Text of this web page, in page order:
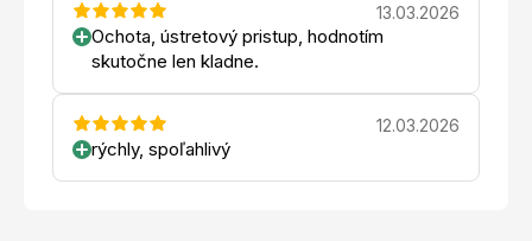
13.03.2026
Ochota, ústretový pristup, hodnotím
skutočne len kladne.
12.03.2026
rýchly, spoľahlivý